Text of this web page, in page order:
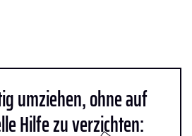
umziehen, ohne auf
Hilfe zu verzichten: